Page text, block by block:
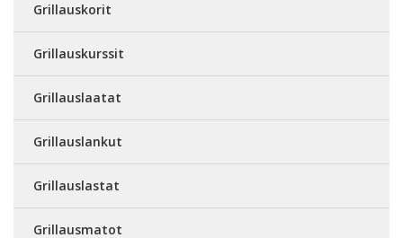
Grillauskorit
Grillauskurssit
Grillauslaatat
Grillauslankut
Grillauslastat
Grillausmatot